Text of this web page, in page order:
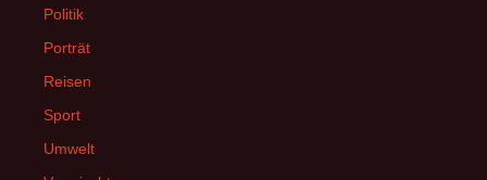
Politik
Porträt
Reisen
Sport
Umwelt